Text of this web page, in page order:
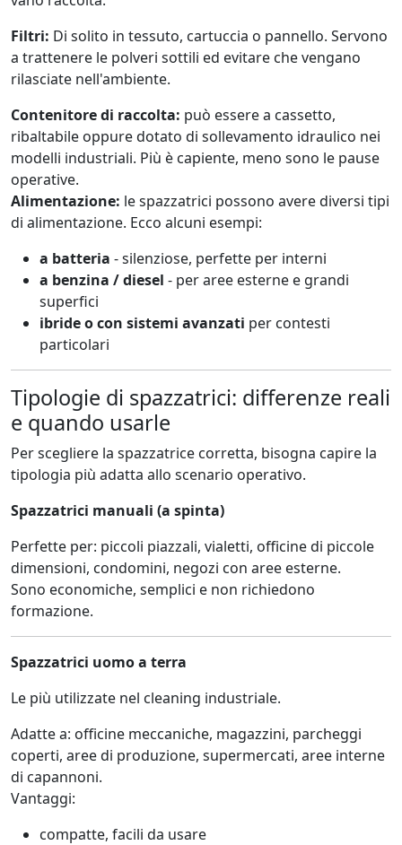
Filtri: Di solito in tessuto, cartuccia o pannello. Servono
a trattenere le polveri sottili ed evitare che vengano
rilasciate nell'ambiente.
Contenitore di raccolta: può essere a cassetto,
ribaltabile oppure dotato di sollevamento idraulico nei
modelli industriali. Più è capiente, meno sono le pause
operative.
Alimentazione: le spazzatrici possono avere diversi tipi
di alimentazione. Ecco alcuni esempi:
a batteria - silenziose, perfette per interni
a benzina / diesel - per aree esterne e grandi
superfici
ibride o con sistemi avanzati per contesti
particolari
Tipologie di spazzatrici: differenze reali
e quando usarle
Per scegliere la spazzatrice corretta, bisogna capire la
tipologia più adatta allo scenario operativo.
Spazzatrici manuali (a spinta)
Perfette per: piccoli piazzali, vialetti, officine di piccole
dimensioni, condomini, negozi con aree esterne.
Sono economiche, semplici e non richiedono
formazione.
Spazzatrici uomo a terra
Le più utilizzate nel cleaning industriale.
Adatte a: officine meccaniche, magazzini, parcheggi
coperti, aree di produzione, supermercati, aree interne
di capannoni.
Vantaggi:
compatte, facili da usare